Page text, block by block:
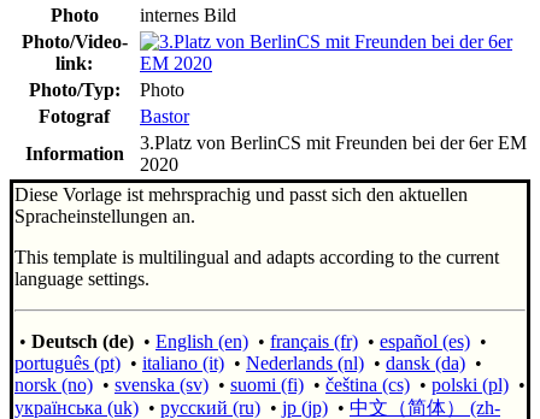
Photo
internes Bild
Photo/Video-
link:
Photo/Typ:
Photo
Fotograf
Bastor
Information
3.Platz von BerlinCS mit Freunden bei der 6er EM
2020
Diese Vorlage ist mehrsprachig und passt sich den aktuellen
Spracheinstellungen an.
This template is multilingual and adapts according to the current
language settings.
• Deutsch (de) • English (en) • français (fr) • español (es) •
português (pt) • italiano (it) • Nederlands (nl) • dansk (da) •
norsk (no) • svenska (sv) • suomi (fi) • čeština (cs) • polski (pl) •
українська (uk) • русский (ru) • jp (jp) • 中文（简体）‎ (zh-